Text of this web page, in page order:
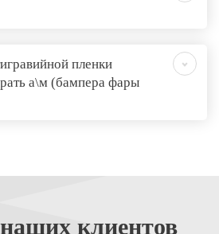
пленки
а\м (бампера фары
клиентов